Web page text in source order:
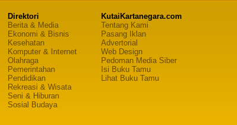
Direktori
Berita & Media
Ekonomi & Bisnis
Kesehatan
Komputer & Internet
Olahraga
Pemerintahan
Pendidikan
Rekreasi & Wisata
Seni & Hiburan
Sosial Budaya
KutaiKartanegara.com
Tentang Kami
Pasang Iklan
Advertorial
Web Design
Pedoman Media Siber
Isi Buku Tamu
Lihat Buku Tamu